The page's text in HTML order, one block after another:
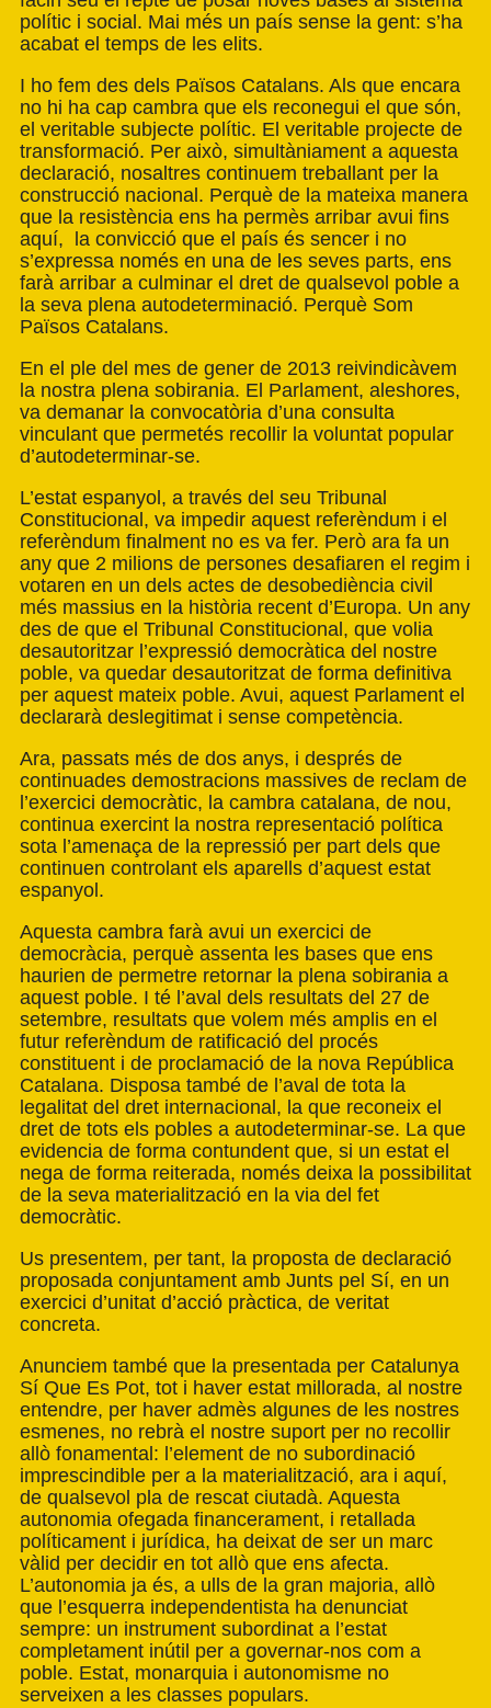
polític i social. Mai més un país sense la gent: s’ha
acabat el temps de les elits.
I ho fem des dels Països Catalans. Als que encara
no hi ha cap cambra que els reconegui el que són,
el veritable subjecte polític. El veritable projecte de
transformació. Per això, simultàniament a aquesta
declaració, nosaltres continuem treballant per la
construcció nacional. Perquè de la mateixa manera
que la resistència ens ha permès arribar avui fins
aquí, la convicció que el país és sencer i no
s’expressa només en una de les seves parts, ens
farà arribar a culminar el dret de qualsevol poble a
la seva plena autodeterminació. Perquè Som
Països Catalans.
En el ple del mes de gener de 2013 reivindicàvem
la nostra plena sobirania. El Parlament, aleshores,
va demanar la convocatòria d’una consulta
vinculant que permetés recollir la voluntat popular
d’autodeterminar-se.
L’estat espanyol, a través del seu Tribunal
Constitucional, va impedir aquest referèndum i el
referèndum finalment no es va fer. Però ara fa un
any que 2 milions de persones desafiaren el regim i
votaren en un dels actes de desobediència civil
més massius en la història recent d’Europa. Un any
des de que el Tribunal Constitucional, que volia
desautoritzar l’expressió democràtica del nostre
poble, va quedar desautoritzat de forma definitiva
per aquest mateix poble. Avui, aquest Parlament el
declararà deslegitimat i sense competència.
Ara, passats més de dos anys, i després de
continuades demostracions massives de reclam de
l’exercici democràtic, la cambra catalana, de nou,
continua exercint la nostra representació política
sota l’amenaça de la repressió per part dels que
continuen controlant els aparells d’aquest estat
espanyol.
Aquesta cambra farà avui un exercici de
democràcia, perquè assenta les bases que ens
haurien de permetre retornar la plena sobirania a
aquest poble. I té l’aval dels resultats del 27 de
setembre, resultats que volem més amplis en el
futur referèndum de ratificació del procés
constituent i de proclamació de la nova República
Catalana. Disposa també de l’aval de tota la
legalitat del dret internacional, la que reconeix el
dret de tots els pobles a autodeterminar-se. La que
evidencia de forma contundent que, si un estat el
nega de forma reiterada, només deixa la possibilitat
de la seva materialització en la via del fet
democràtic.
Us presentem, per tant, la proposta de declaració
proposada conjuntament amb Junts pel Sí, en un
exercici d’unitat d’acció pràctica, de veritat
concreta.
Anunciem també que la presentada per Catalunya
Sí Que Es Pot, tot i haver estat millorada, al nostre
entendre, per haver admès algunes de les nostres
esmenes, no rebrà el nostre suport per no recollir
allò fonamental: l’element de no subordinació
imprescindible per a la materialització, ara i aquí,
de qualsevol pla de rescat ciutadà. Aquesta
autonomia ofegada financerament, i retallada
políticament i jurídica, ha deixat de ser un marc
vàlid per decidir en tot allò que ens afecta.
L’autonomia ja és, a ulls de la gran majoria, allò
que l’esquerra independentista ha denunciat
sempre: un instrument subordinat a l’estat
completament inútil per a governar-nos com a
poble. Estat, monarquia i autonomisme no
serveixen a les classes populars.